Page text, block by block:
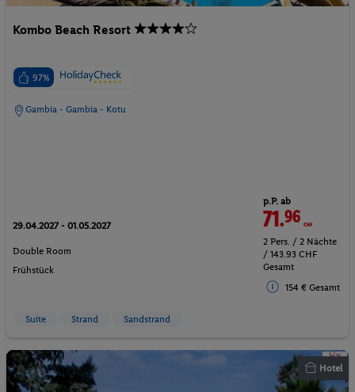
Kombo Beach Resort
97%
Gambia - Gambia - Kotu
29.04.2027 - 01.05.2027
Double Room
Frühstück
p.P. ab
71.96CHF
2 Pers. / 2 Nächte
/ 143.93 CHF
Gesamt
154 € Gesamt
Suite Strand Sandstrand
Hotel